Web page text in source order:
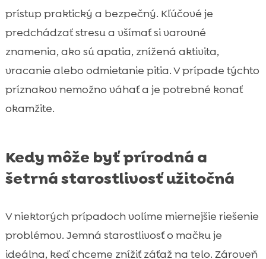
prístup praktický a bezpečný. Kľúčové je
predchádzať stresu a všímať si varovné
znamenia, ako sú apatia, znížená aktivita,
vracanie alebo odmietanie pitia. V prípade týchto
príznakov nemožno váhať a je potrebné konať
okamžite.
Kedy môže byť prírodná a
šetrná starostlivosť užitočná
V niektorých prípadoch volíme miernejšie riešenie
problémov. Jemná starostlivosť o mačku je
ideálna, keď chceme znížiť záťaž na telo. Zároveň